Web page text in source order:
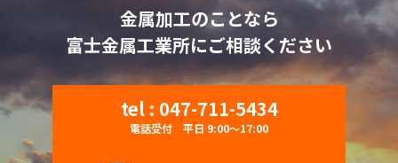
金属加工のことなら
富士金属工業所にご相談ください
tel : 047-711-5434
電話受付 平日 9:00〜17:00